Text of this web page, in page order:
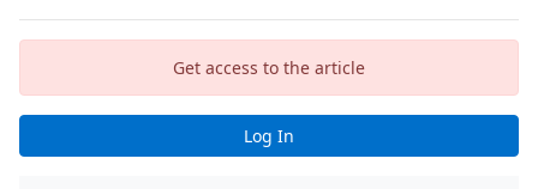
Get access to the article
Log In